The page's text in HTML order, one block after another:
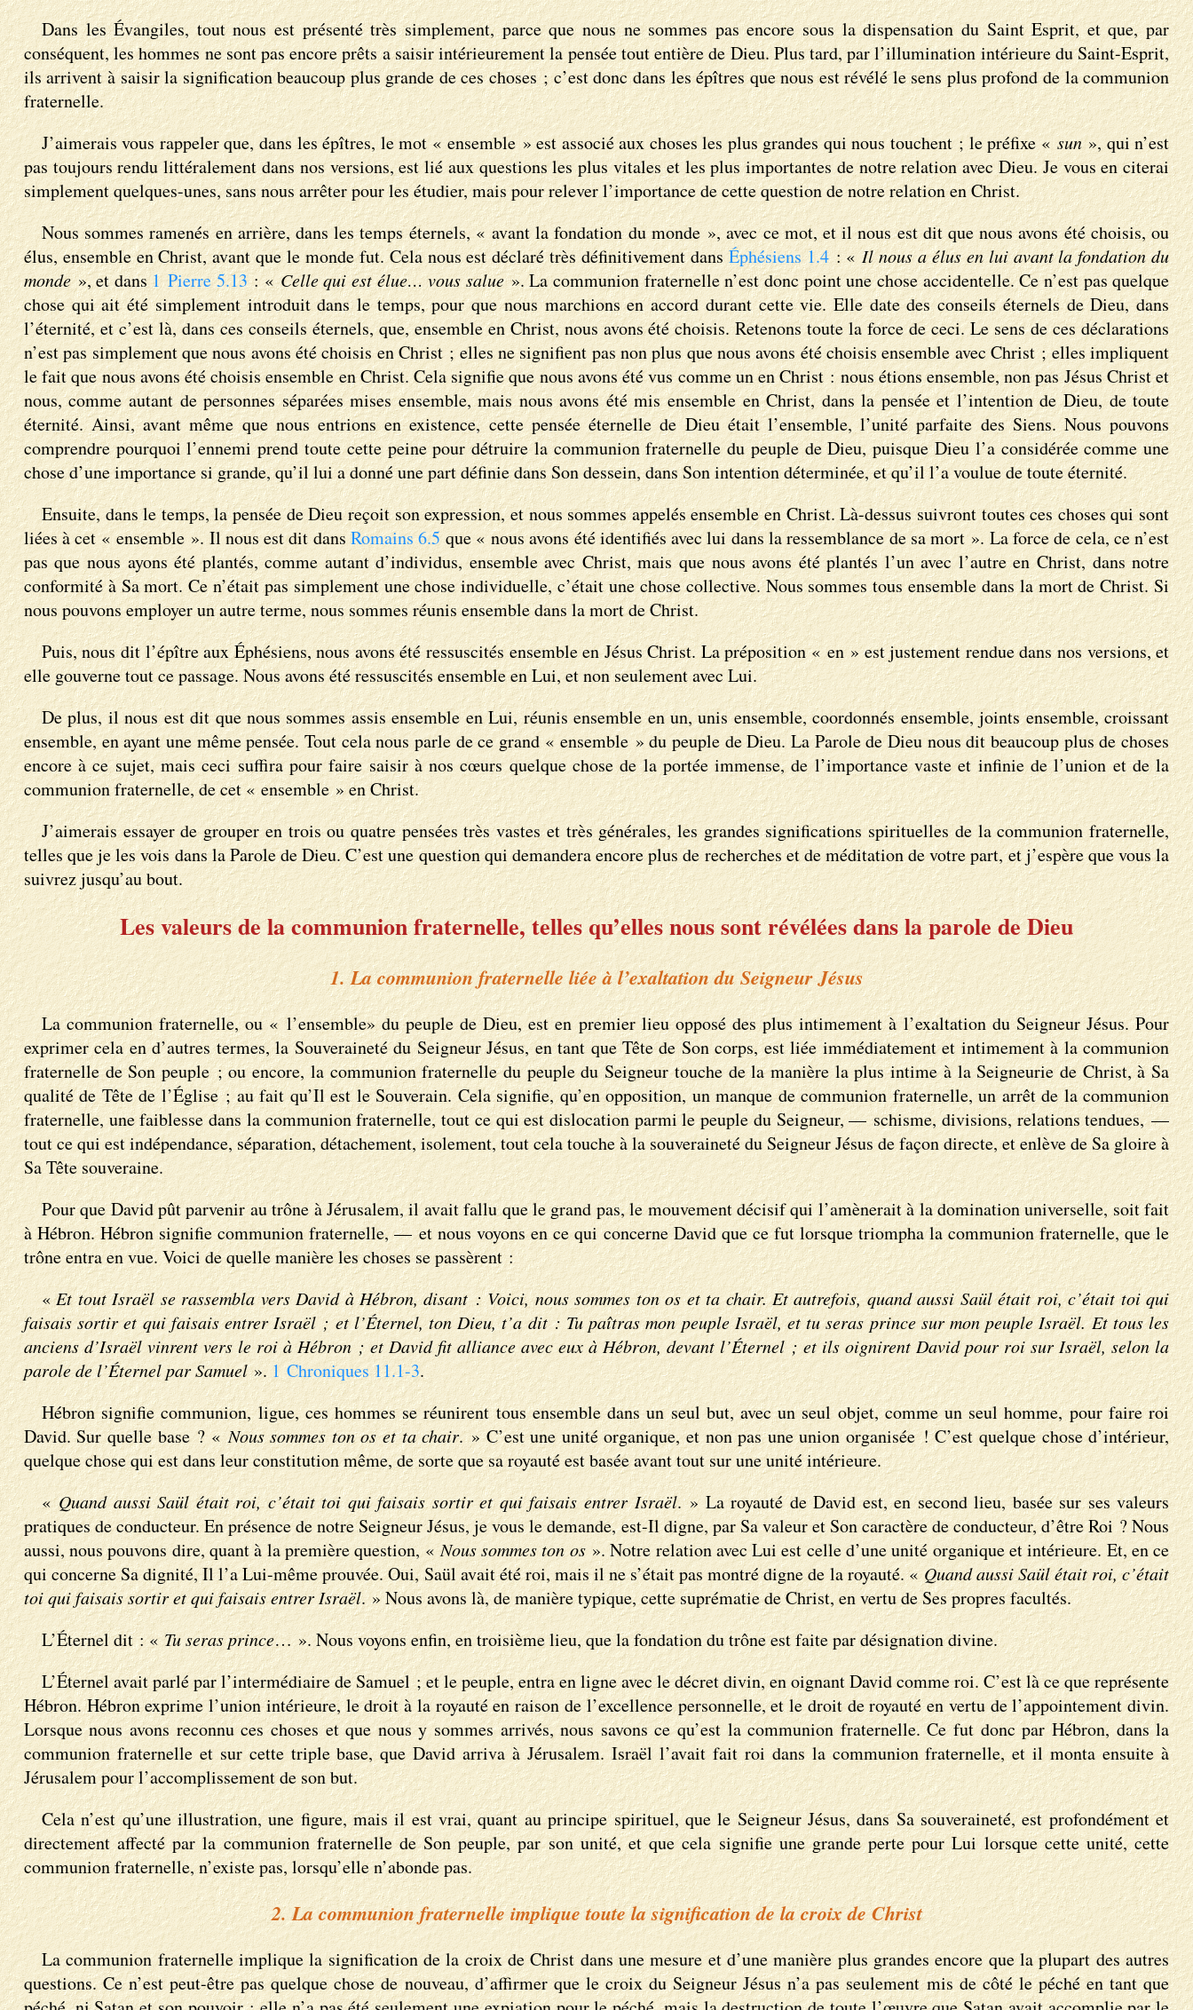
Dans les Évangiles, tout nous est présenté très simplement, parce que nous ne sommes pas encore sous la dispensation du Saint Esprit, et que, par
conséquent, les hommes ne sont pas encore prêts a saisir intérieurement la pensée tout entière de Dieu. Plus tard, par l’illumination intérieure du Saint-Esprit,
ils arrivent à saisir la signification beaucoup plus grande de ces choses ; c’est donc dans les épîtres que nous est révélé le sens plus profond de la communion
fraternelle.
J’aimerais vous rappeler que, dans les épîtres, le mot « ensemble » est associé aux choses les plus grandes qui nous touchent ; le préfixe «sun», qui n’est
pas toujours rendu littéralement dans nos versions, est lié aux questions les plus vitales et les plus importantes de notre relation avec Dieu. Je vous en citerai
simplement quelques-unes, sans nous arrêter pour les étudier, mais pour relever l’importance de cette question de notre relation en Christ.
Nous sommes ramenés en arrière, dans les temps éternels, « avant la fondation du monde », avec ce mot, et il nous est dit que nous avons été choisis, ou
élus, ensemble en Christ, avant que le monde fut. Cela nous est déclaré très définitivement dansÉphésiens 1.4: «Il nous a élus en lui avant la fondation du
monde», et dans1 Pierre 5.13: «Celle qui est élue… vous salue». La communion fraternelle n’est donc point une chose accidentelle. Ce n’est pas quelque
chose qui ait été simplement introduit dans le temps, pour que nous marchions en accord durant cette vie. Elle date des conseils éternels de Dieu, dans
l’éternité, et c’est là, dans ces conseils éternels, que, ensemble en Christ, nous avons été choisis. Retenons toute la force de ceci. Le sens de ces déclarations
n’est pas simplement que nous avons été choisis en Christ ; elles ne signifient pas non plus que nous avons été choisis ensemble avec Christ ; elles impliquent
le fait que nous avons été choisis ensemble en Christ. Cela signifie que nous avons été vus comme un en Christ : nous étions ensemble, non pas Jésus Christ et
nous, comme autant de personnes séparées mises ensemble, mais nous avons été mis ensemble en Christ, dans la pensée et l’intention de Dieu, de toute
éternité. Ainsi, avant même que nous entrions en existence, cette pensée éternelle de Dieu était l’ensemble, l’unité parfaite des Siens. Nous pouvons
comprendre pourquoi l’ennemi prend toute cette peine pour détruire la communion fraternelle du peuple de Dieu, puisque Dieu l’a considérée comme une
chose d’une importance si grande, qu’il lui a donné une part définie dans Son dessein, dans Son intention déterminée, et qu’il l’a voulue de toute éternité.
Ensuite, dans le temps, la pensée de Dieu reçoit son expression, et nous sommes appelés ensemble en Christ. Là-dessus suivront toutes ces choses qui sont
liées à cet « ensemble ». Il nous est dit dansRomains 6.5 que « nous avons été identifiés avec lui dans la ressemblance de sa mort ». La force de cela, ce n’est
pas que nous ayons été plantés, comme autant d’individus, ensemble avec Christ, mais que nous avons été plantés l’un avec l’autre en Christ, dans notre
conformité à Sa mort. Ce n’était pas simplement une chose individuelle, c’était une chose collective. Nous sommes tous ensemble dans la mort de Christ. Si
nous pouvons employer un autre terme, nous sommes réunis ensemble dans la mort de Christ.
Puis, nous dit l’épître aux Éphésiens, nous avons été ressuscités ensemble en Jésus Christ. La préposition « en » est justement rendue dans nos versions, et
elle gouverne tout ce passage. Nous avons été ressuscités ensemble en Lui, et non seulement avec Lui.
De plus, il nous est dit que nous sommes assis ensemble en Lui, réunis ensemble en un, unis ensemble, coordonnés ensemble, joints ensemble, croissant
ensemble, en ayant une même pensée. Tout cela nous parle de ce grand « ensemble » du peuple de Dieu. La Parole de Dieu nous dit beaucoup plus de choses
encore à ce sujet, mais ceci suffira pour faire saisir à nos cœurs quelque chose de la portée immense, de l’importance vaste et infinie de l’union et de la
communion fraternelle, de cet « ensemble » en Christ.
J’aimerais essayer de grouper en trois ou quatre pensées très vastes et très générales, les grandes significations spirituelles de la communion fraternelle,
telles que je les vois dans la Parole de Dieu. C’est une question qui demandera encore plus de recherches et de méditation de votre part, et j’espère que vous la
suivrez jusqu’au bout.
Les valeurs de la communion fraternelle, telles qu’elles nous sont révélées dans la parole de Dieu
1. La communion fraternelle liée à l’exaltation du Seigneur Jésus
La communion fraternelle, ou « l’ensemble» du peuple de Dieu, est en premier lieu opposé des plus intimement à l’exaltation du Seigneur Jésus. Pour
exprimer cela en d’autres termes, la Souveraineté du Seigneur Jésus, en tant que Tête de Son corps, est liée immédiatement et intimement à la communion
fraternelle de Son peuple ; ou encore, la communion fraternelle du peuple du Seigneur touche de la manière la plus intime à la Seigneurie de Christ, à Sa
qualité de Tête de l’Église ; au fait qu’Il est le Souverain. Cela signifie, qu’en opposition, un manque de communion fraternelle, un arrêt de la communion
fraternelle, une faiblesse dans la communion fraternelle, tout ce qui est dislocation parmi le peuple du Seigneur, — schisme, divisions, relations tendues, —
tout ce qui est indépendance, séparation, détachement, isolement, tout cela touche à la souveraineté du Seigneur Jésus de façon directe, et enlève de Sa gloire à
Sa Tête souveraine.
Pour que David pût parvenir au trône à Jérusalem, il avait fallu que le grand pas, le mouvement décisif qui l’amènerait à la domination universelle, soit fait
à Hébron. Hébron signifie communion fraternelle, — et nous voyons en ce qui concerne David que ce fut lorsque triompha la communion fraternelle, que le
trône entra en vue. Voici de quelle manière les choses se passèrent :
«Et tout Israël se rassembla vers David à Hébron, disant : Voici, nous sommes ton os et ta chair. Et autrefois, quand aussi Saül était roi, c’était toi qui
faisais sortir et qui faisais entrer Israël ; et l’Éternel, ton Dieu, t’a dit : Tu paîtras mon peuple Israël, et tu seras prince sur mon peuple Israël. Et tous les
anciens d’Israël vinrent vers le roi à Hébron ; et David fit alliance avec eux à Hébron, devant l’Éternel ; et ils oignirent David pour roi sur Israël, selon la
parole de l’Éternel par Samuel».1 Chroniques 11.1-3.
Hébron signifie communion, ligue, ces hommes se réunirent tous ensemble dans un seul but, avec un seul objet, comme un seul homme, pour faire roi
David. Sur quelle base ? «Nous sommes ton os et ta chair. » C’est une unité organique, et non pas une union organisée ! C’est quelque chose d’intérieur,
quelque chose qui est dans leur constitution même, de sorte que sa royauté est basée avant tout sur une unité intérieure.
«Quand aussi Saül était roi, c’était toi qui faisais sortir et qui faisais entrer Israël. » La royauté de David est, en second lieu, basée sur ses valeurs
pratiques de conducteur. En présence de notre Seigneur Jésus, je vous le demande, est-Il digne, par Sa valeur et Son caractère de conducteur, d’être Roi ? Nous
aussi, nous pouvons dire, quant à la première question, «Nous sommes ton os». Notre relation avec Lui est celle d’une unité organique et intérieure. Et, en ce
qui concerne Sa dignité, Il l’a Lui-même prouvée. Oui, Saül avait été roi, mais il ne s’était pas montré digne de la royauté. «Quand aussi Saül était roi, c’était
toi qui faisais sortir et qui faisais entrer Israël. » Nous avons là, de manière typique, cette suprématie de Christ, en vertu de Ses propres facultés.
L’Éternel dit : «Tu seras prince… ». Nous voyons enfin, en troisième lieu, que la fondation du trône est faite par désignation divine.
L’Éternel avait parlé par l’intermédiaire de Samuel ; et le peuple, entra en ligne avec le décret divin, en oignant David comme roi. C’est là ce que représente
Hébron. Hébron exprime l’union intérieure, le droit à la royauté en raison de l’excellence personnelle, et le droit de royauté en vertu de l’appointement divin.
Lorsque nous avons reconnu ces choses et que nous y sommes arrivés, nous savons ce qu’est la communion fraternelle. Ce fut donc par Hébron, dans la
communion fraternelle et sur cette triple base, que David arriva à Jérusalem. Israël l’avait fait roi dans la communion fraternelle, et il monta ensuite à
Jérusalem pour l’accomplissement de son but.
Cela n’est qu’une illustration, une figure, mais il est vrai, quant au principe spirituel, que le Seigneur Jésus, dans Sa souveraineté, est profondément et
directement affecté par la communion fraternelle de Son peuple, par son unité, et que cela signifie une grande perte pour Lui lorsque cette unité, cette
communion fraternelle, n’existe pas, lorsqu’elle n’abonde pas.
2. La communion fraternelle implique toute la signification de la croix de Christ
La communion fraternelle implique la signification de la croix de Christ dans une mesure et d’une manière plus grandes encore que la plupart des autres
questions. Ce n’est peut-être pas quelque chose de nouveau, d’affirmer que le croix du Seigneur Jésus n’a pas seulement mis de côté le péché en tant que